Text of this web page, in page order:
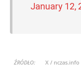
January 12,
ŹRÓDŁO:
X / nczas.info